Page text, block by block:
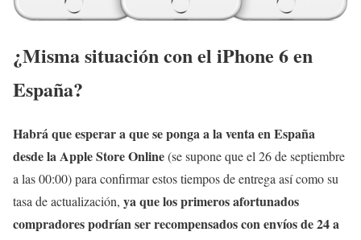
¿Misma situación con el iPhone 6 en
España?
Habrá que esperar a que se ponga a la venta en España
desde la Apple Store Online(se supone que el 26 de septiembre
a las 00:00) para confirmar estos tiempos de entrega así como su
tasa de actualización, ya que los primeros afortunados
compradores podrían ser recompensados con envíos de 24 a